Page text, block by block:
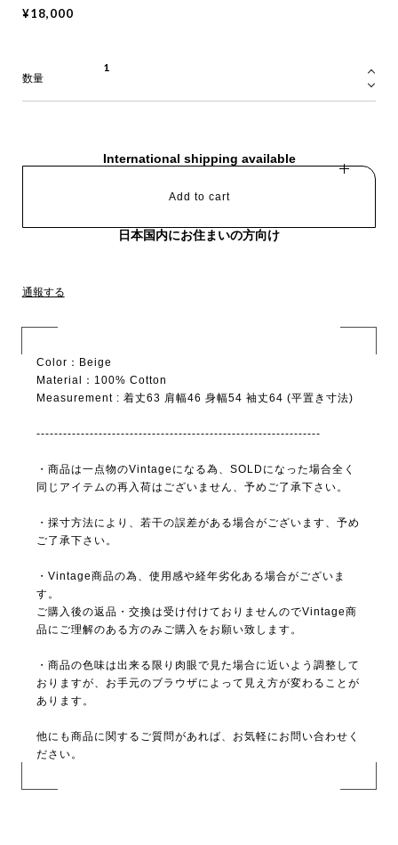
¥18,000
数量
International shipping available
Add to cart
日本国内にお住まいの方向け
通報する
Color：Beige
Material：100% Cotton
Measurement : 着丈63 肩幅46 身幅54 袖丈64 (平置き寸法)
----------------------------------------------------------------
・商品は一点物のVintageになる為、SOLDになった場合全く
同じアイテムの再入荷はございません、予めご了承下さい。
・採寸方法により、若干の誤差がある場合がございます、予め
ご了承下さい。
・Vintage商品の為、使用感や経年劣化ある場合がございま
す。
ご購入後の返品・交換は受け付けておりませんのでVintage商
品にご理解のある方のみご購入をお願い致します。
・商品の色味は出来る限り肉眼で見た場合に近いよう調整して
おりますが、お手元のブラウザによって見え方が変わることが
あります。
他にも商品に関するご質問があれば、お気軽にお問い合わせく
ださい。